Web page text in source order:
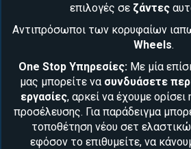
επιλογές σε ζάντες
Αντιπρόσωποι των κορυφαίων
Wheels.
One Stop Υπηρεσίες: Με μία
μας μπορείτε να συνδυάσετε
εργασίες, αρκεί να έχουμε
προσέλευσης. Για παράδειγμα
τοποθέτηση νέου σετ
εφόσον το επιθυμείτε, να